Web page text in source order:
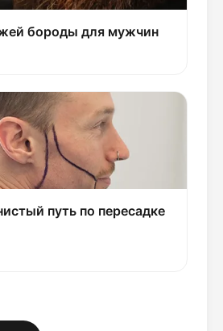
бороды для мужчин
путь по пересадке